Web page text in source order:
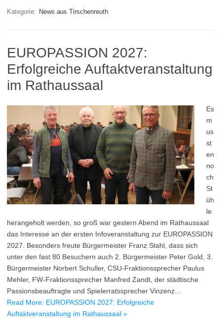
Kategorie: News aus Tirschenreuth
EUROPASSION 2027:
Erfolgreiche Auftaktveranstaltung
im Rathaussaal
Es
m
us
st
en
no
ch
St
üh
le
herangeholt werden, so groß war gestern Abend im Rathaussaal
das Interesse an der ersten Infoveranstaltung zur EUROPASSION
2027. Besonders freute Bürgermeister Franz Stahl, dass sich
unter den fast 80 Besuchern auch 2. Bürgermeister Peter Gold, 3.
Bürgermeister Norbert Schuller, CSU-Fraktionssprecher Paulus
Mehler, FW-Fraktionssprecher Manfred Zandt, der städtische
Passionsbeauftragte und Spielerratssprecher Vinzenz…
Read More: EUROPASSION 2027: Erfolgreiche
Auftaktveranstaltung im Rathaussaal »